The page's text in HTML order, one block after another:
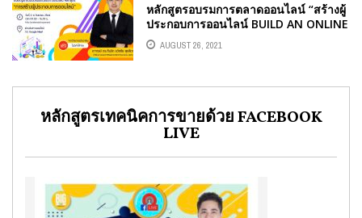
หลักสูตรอบรมการตลาดออนไลน์ “สร้างผู้
ประกอบการออนไลน์ BUILD AN ONLINE
ENTREPRENEUR” อ.ต้นรัก ธวัชชัย สุขสี
ดา
AUGUST 26, 2021
หลักสูตรเทคนิคการขายด้วย FACEBOOK
LIVE